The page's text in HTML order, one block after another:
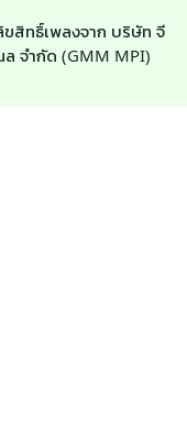
สิทธิ์เพลงจาก บริษัท จี
ล จำกัด (GMM MPI)